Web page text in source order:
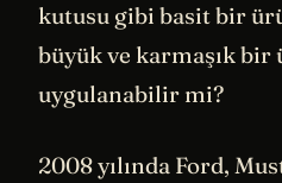
kutusu gibi basit bir
büyük ve karmaşık bir
uygulanabilir mi?
2008 yılında Ford,